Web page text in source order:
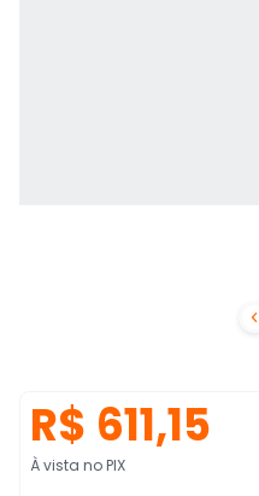

R$ 611,15
À vista no PIX